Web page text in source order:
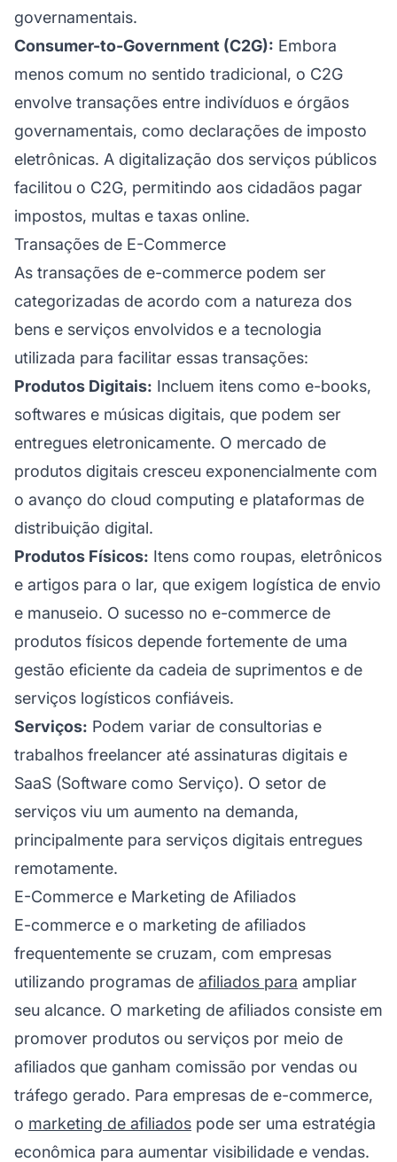
governamentais.
Consumer-to-Government (C2G): Embora
menos comum no sentido tradicional, o C2G
envolve transações entre indivíduos e órgãos
governamentais, como declarações de imposto
eletrônicas. A digitalização dos serviços públicos
facilitou o C2G, permitindo aos cidadãos pagar
impostos, multas e taxas online.
Transações de E-Commerce
As transações de e-commerce podem ser
categorizadas de acordo com a natureza dos
bens e serviços envolvidos e a tecnologia
utilizada para facilitar essas transações:
Produtos Digitais: Incluem itens como e-books,
softwares e músicas digitais, que podem ser
entregues eletronicamente. O mercado de
produtos digitais cresceu exponencialmente com
o avanço do cloud computing e plataformas de
distribuição digital.
Produtos Físicos: Itens como roupas, eletrônicos
e artigos para o lar, que exigem logística de envio
e manuseio. O sucesso no e-commerce de
produtos físicos depende fortemente de uma
gestão eficiente da cadeia de suprimentos e de
serviços logísticos confiáveis.
Serviços: Podem variar de consultorias e
trabalhos freelancer até assinaturas digitais e
SaaS (Software como Serviço). O setor de
serviços viu um aumento na demanda,
principalmente para serviços digitais entregues
remotamente.
E-Commerce e Marketing de Afiliados
E-commerce e o marketing de afiliados
frequentemente se cruzam, com empresas
utilizando programas de afiliados para ampliar
seu alcance. O marketing de afiliados consiste em
promover produtos ou serviços por meio de
afiliados que ganham comissão por vendas ou
tráfego gerado. Para empresas de e-commerce,
o marketing de afiliados pode ser uma estratégia
econômica para aumentar visibilidade e vendas.